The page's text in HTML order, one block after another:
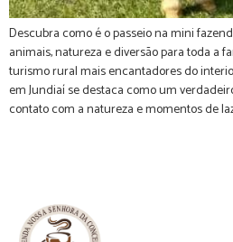
Descubra como é o passeio na mini
animais, natureza e diversão para toda a
turismo rural mais encantadores do
em Jundiaí se destaca como um
contato com a natureza e momentos de